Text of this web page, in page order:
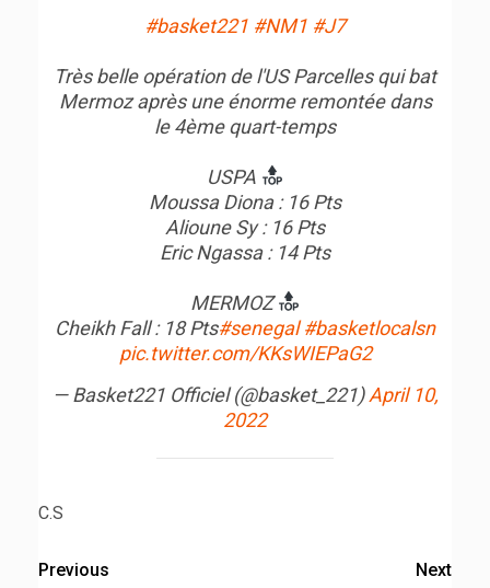
#basket221 #NM1 #J7
Très belle opération de l'US Parcelles qui bat
Mermoz après une énorme remontée dans
le 4ème quart-temps
USPA
Moussa Diona : 16 Pts
Alioune Sy : 16 Pts
Eric Ngassa : 14 Pts
MERMOZ
Cheikh Fall : 18 Pts#senegal #basketlocalsn
pic.twitter.com/KKsWIEPaG2
— Basket221 Officiel (@basket_221)April 10,
2022
C.S
Previous Next